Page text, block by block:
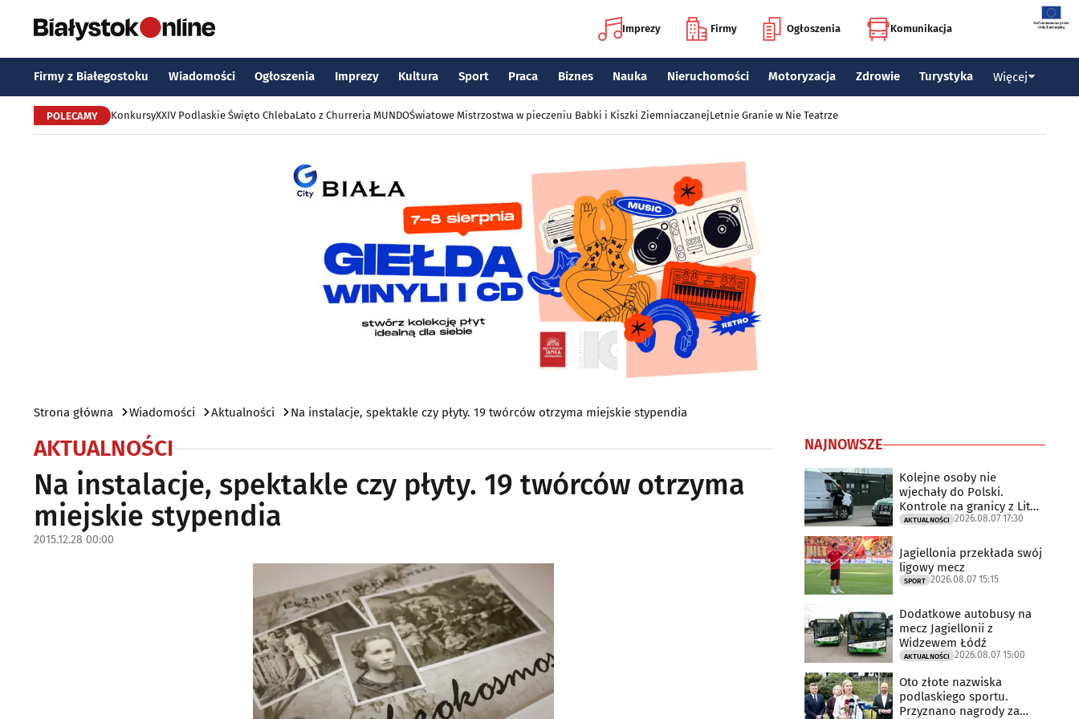
Imprezy Firmy Ogłoszenia Komunikacja
Firmy z Białegostoku Wiadomości Ogłoszenia Imprezy Kultura Sport Praca Biznes Nauka Nieruchomości Motoryzacja Zdrowie Turystyka Więcej
POLECAMY KonkursyXXIV Podlaskie Święto ChlebaLato z Churreria MUNDOŚwiatowe Mistrzostwa w pieczeniu Babki i Kiszki ZiemniaczanejLetnie Granie w Nie Teatrze
Strona główna Wiadomości Aktualności Na instalacje, spektakle czy płyty. 19 twórców otrzyma miejskie stypendia
AKTUALNOŚCI
Na instalacje, spektakle czy płyty. 19 twórców otrzyma
miejskie stypendia
2015.12.28 00:00
NAJNOWSZE
Kolejne osoby nie
wjechały do Polski.
Kontrole na granicy z Litwą
trwają
AKTUALNOŚCI 2026.08.07 17:30
Jagiellonia przekłada swój
ligowy mecz
SPORT 2026.08.07 15:15
Dodatkowe autobusy na
mecz Jagiellonii z
Widzewem Łódź
AKTUALNOŚCI 2026.08.07 15:00
Oto złote nazwiska
podlaskiego sportu.
Przyznano nagrody za